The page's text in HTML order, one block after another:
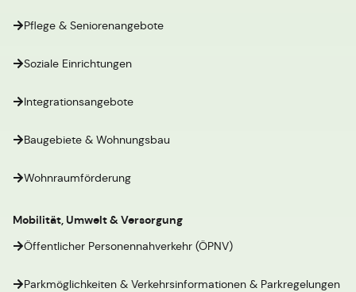
Pflege & Seniorenangebote
Soziale Einrichtungen
Integrationsangebote
Baugebiete & Wohnungsbau
Wohnraumförderung
Mobilität, Umwelt & Versorgung
Öffentlicher Personennahverkehr (ÖPNV)
Parkmöglichkeiten & Verkehrsinformationen & Parkregelungen